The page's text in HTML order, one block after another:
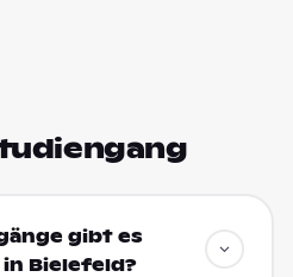
gibt es
Bielefeld?